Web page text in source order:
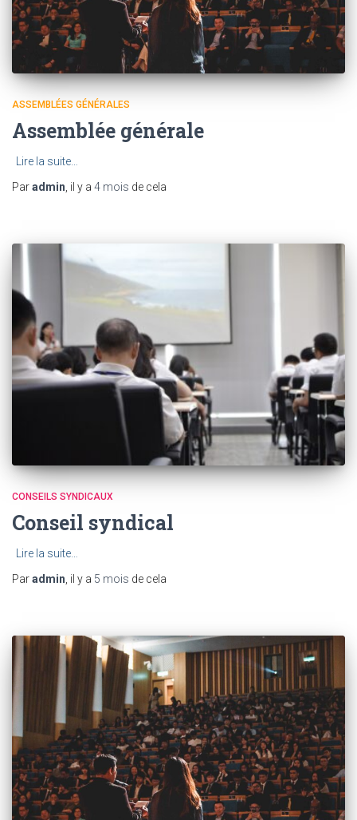
ASSEMBLÉES GÉNÉRALES
Assemblée générale
Lire la suite…
Paradmin , il y a 4 mois de cela
CONSEILS SYNDICAUX
Conseil syndical
Lire la suite…
Paradmin, il y a 5 mois de cela